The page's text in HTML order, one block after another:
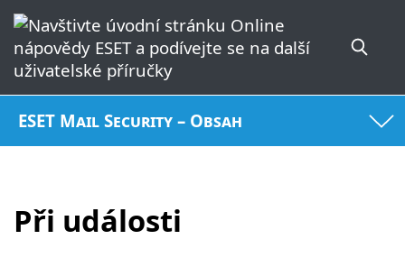
ESET Mail Security – Obsah
Při události